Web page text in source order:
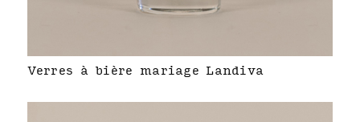
Verres à bière mariage Landiva